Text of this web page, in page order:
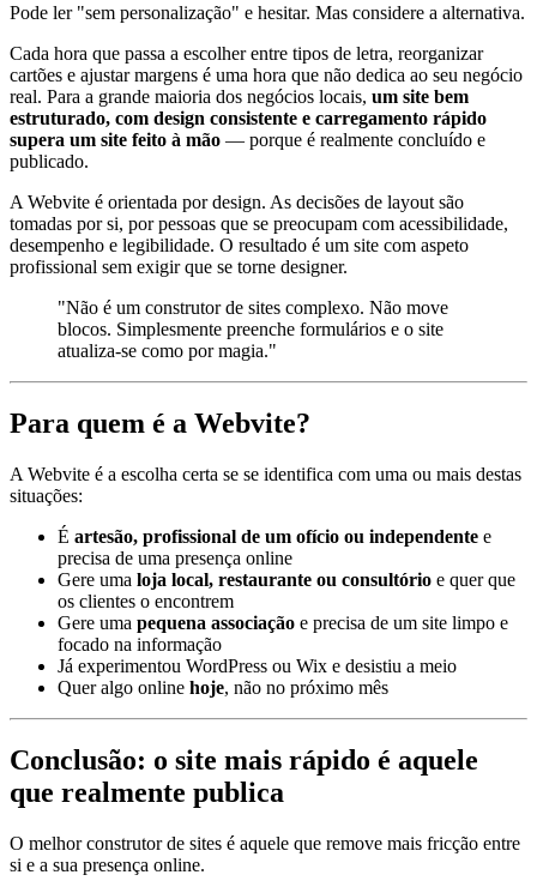
Pode ler "sem personalização" e hesitar. Mas considere a alternativa.
Cada hora que passa a escolher entre tipos de letra, reorganizar
cartões e ajustar margens é uma hora que não dedica ao seu negócio
real. Para a grande maioria dos negócios locais, um site bem
estruturado, com design consistente e carregamento rápido
supera um site feito à mão — porque é realmente concluído e
publicado.
A Webvite é orientada por design. As decisões de layout são
tomadas por si, por pessoas que se preocupam com acessibilidade,
desempenho e legibilidade. O resultado é um site com aspeto
profissional sem exigir que se torne designer.
"Não é um construtor de sites complexo. Não move
blocos. Simplesmente preenche formulários e o site
atualiza-se como por magia."
Para quem é a Webvite?
A Webvite é a escolha certa se se identifica com uma ou mais destas
situações:
É artesão, profissional de um ofício ou independente e
precisa de uma presença online
Gere uma loja local, restaurante ou consultório e quer que
os clientes o encontrem
Gere uma pequena associação e precisa de um site limpo e
focado na informação
Já experimentou WordPress ou Wix e desistiu a meio
Quer algo online hoje, não no próximo mês
Conclusão: o site mais rápido é aquele
que realmente publica
O melhor construtor de sites é aquele que remove mais fricção entre
si e a sua presença online.